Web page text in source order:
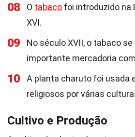
08 O tabaco foi introduzido na
XVI.
09
No século XVII, o tabaco
importante mercadoria
10
A planta charuto foi usada
religiosos por várias
Cultivo e Produção